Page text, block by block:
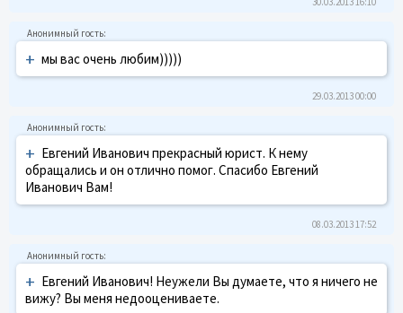
+ мы вас очень любим)))))
29.03.2013 00:00
+ Евгений Иванович прекрасный юрист. К нему
обращались и он отлично помог. Спасибо Евгений
Иванович Вам!
08.03.2013 17:52
+ Евгений Иванович! Неужели Вы думаете, что я ничего не
вижу? Вы меня недооцениваете.